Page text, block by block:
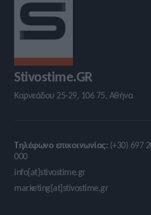
Stivostime.GR
Καρνεάδου 25-29, 106 75, Αθήνα
Τηλέφωνο επικοινωνίας: (+30) 697
000
info[at]stivostime.gr
marketing[at]stivostime.gr